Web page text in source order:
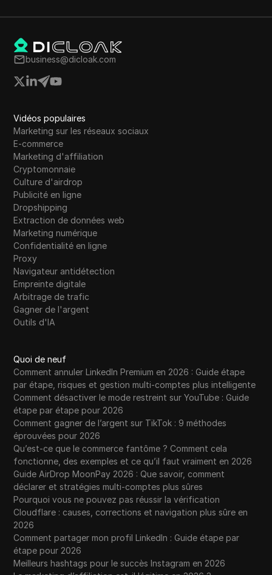
business@dicloak.com
Vidéos populaires
Marketing sur les réseaux sociaux
E-commerce
Marketing d'affiliation
Cryptomonnaie
Culture d'airdrop
Publicité en ligne
Dropshipping
Extraction de données web
Marketing numérique
Confidentialité en ligne
Proxy
Navigateur antidétection
Empreinte digitale
Arbitrage de trafic
Gagner de l'argent
Outils d'IA
Quoi de neuf
Comment annuler LinkedIn Premium en 2026 : Guide étape
par étape, risques et gestion multi-comptes plus intelligente
Comment désactiver le mode restreint sur YouTube : Guide
étape par étape pour 2026
Comment gagner de l’argent sur TikTok : 9 méthodes
éprouvées pour 2026
Qu’est-ce que le commerce fantôme ? Comment cela
fonctionne, des exemples et ce qu’il faut vraiment en 2026
Guide AirDrop MoonPay 2026 : Que savoir, comment
déclarer et stratégies multi-comptes plus sûres
Pourquoi vous ne pouvez pas réussir la vérification
Cloudflare : causes, corrections et navigation plus sûre en
2026
Comment partager mon profil LinkedIn : Guide étape par
étape pour 2026
Meilleurs hashtags pour le succès Instagram en 2026